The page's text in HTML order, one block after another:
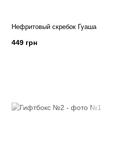
Нефритовый скребок Гуаша
449 грн